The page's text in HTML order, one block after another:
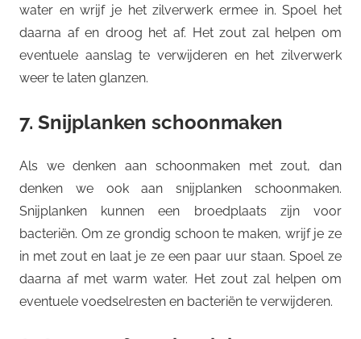
water en wrijf je het zilverwerk ermee in. Spoel het
daarna af en droog het af. Het zout zal helpen om
eventuele aanslag te verwijderen en het zilverwerk
weer te laten glanzen.
7. Snijplanken schoonmaken
Als we denken aan schoonmaken met zout, dan
denken we ook aan snijplanken schoonmaken.
Snijplanken kunnen een broedplaats zijn voor
bacteriën. Om ze grondig schoon te maken, wrijf je ze
in met zout en laat je ze een paar uur staan. Spoel ze
daarna af met warm water. Het zout zal helpen om
eventuele voedselresten en bacteriën te verwijderen.